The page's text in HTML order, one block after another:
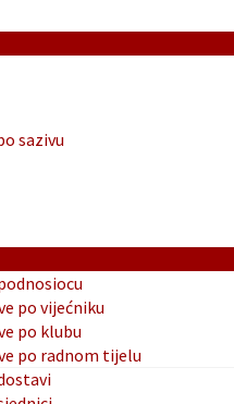
sazivu
po vijećniku
po klubu
po radnom tijelu